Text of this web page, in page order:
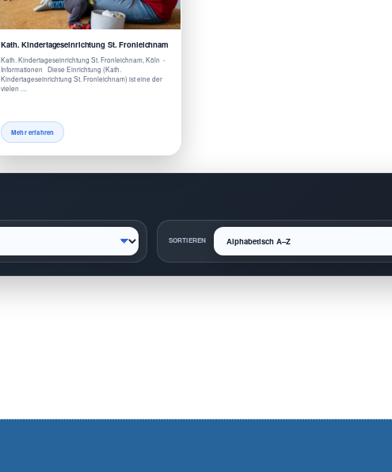
Kath. Kindertageseinrichtung St. Fronleichnam
Kath. Kindertageseinrichtung St. Fronleichnam, Köln -
Informationen Diese Einrichtung (Kath.
Kindertageseinrichtung St. Fronleichnam) ist eine der
vielen …
Mehr erfahren
SORTIEREN